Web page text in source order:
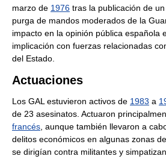
marzo de 1976 tras la publicación de
purga de mandos moderados de la
impacto en la opinión pública española
implicación con fuerzas relacionadas
del Estado.
Actuaciones
Los GAL estuvieron activos de 1983 a
de 23 asesinatos. Actuaron
francés, aunque también llevaron a
delitos económicos en algunas zonas
se dirigían contra militantes y